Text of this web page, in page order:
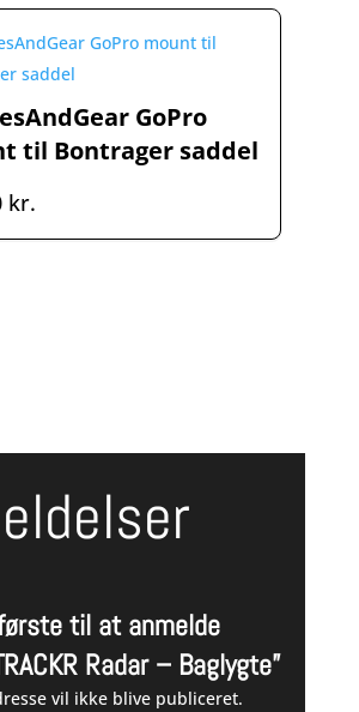
412,00 kr..399,00 kr..
GoPro
til Bontrager saddel
kr.
til at anmelde
Radar – Baglygte”
vil ikke blive publiceret.